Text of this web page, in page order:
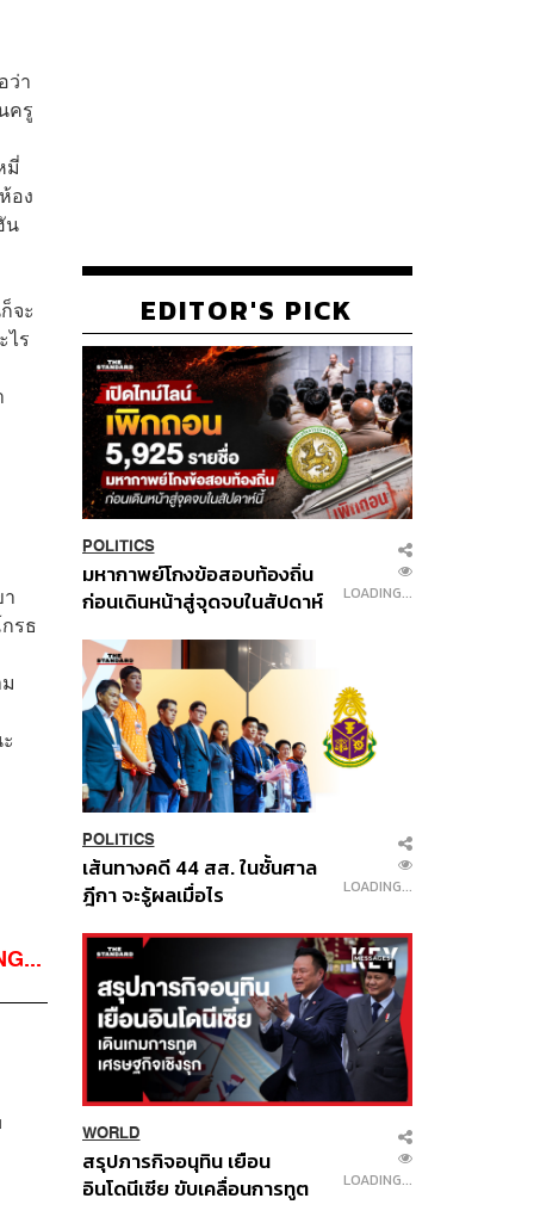
ว่า
ครู
มี่
อง
น
จะ
ไร
รธ
EDITOR'S PICK
POLITICS
มหากาพย์โกงข้อสอบท้องถิ่น
ก่อนเดินหน้าสู่จุดจบในสัปดาห์
LOADING...
POLITICS
เส้นทางคดี 44 สส. ในชั้นศาล
ฎีกา จะรู้ผลเมื่อไร
LOADING...
WORLD
สรุปภารกิจอนุทิน เยือน
อินโดนีเซีย ขับเคลื่อนการทูต
LOADING...